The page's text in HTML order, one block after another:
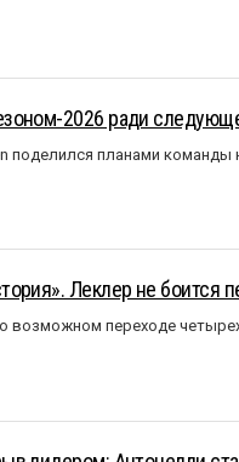
2026 ради
поделился планами
Леклер не боится
возможном переходе